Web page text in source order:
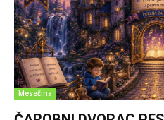
Mesečina